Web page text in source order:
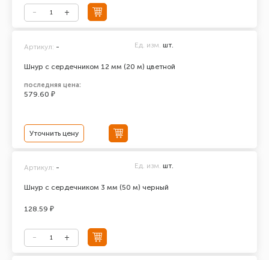
Шнур с сердечником 12 мм (20 м) цветной
Артикул: - Ед. изм. шт.
последняя цена:
579.60 ₽
Уточнить цену
Шнур с сердечником 3 мм (50 м) черный
Артикул: - Ед. изм. шт.
128.59 ₽